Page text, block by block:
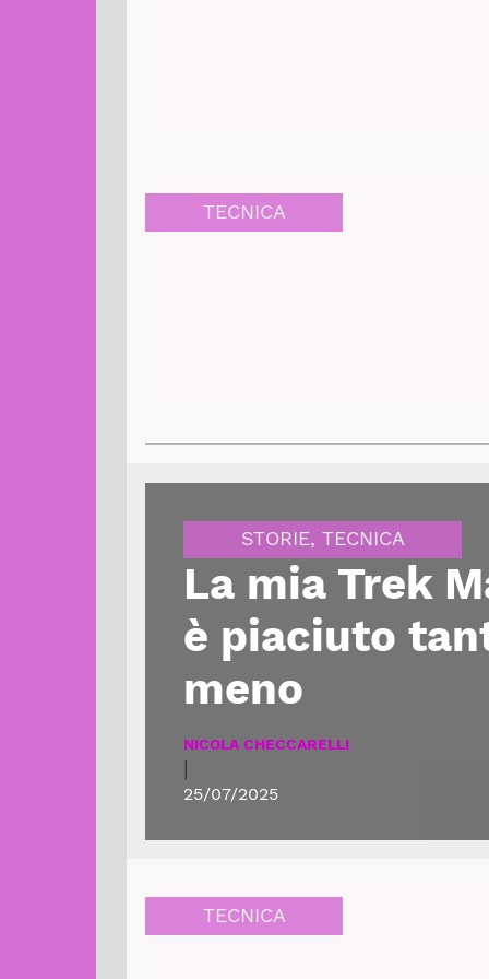
TECNICA
STORIE, TECNICA
La mia Trek
è piaciuto
meno
NICOLA CHECCARELLI
|
25/07/2025
TECNICA